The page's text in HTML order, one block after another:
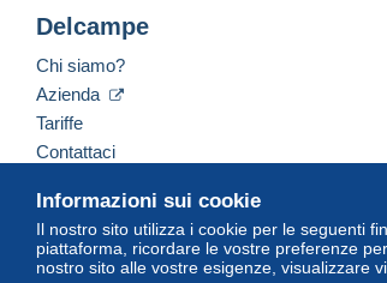
Informazioni sui cookie
Il nostro sito utilizza i cookie per le seguenti
piattaforma, ricordare le vostre preferenze
nostro sito alle vostre esigenze, visualizzare
Delcampe
Chi siamo?
Azienda
Tariffe
Contattaci
Italiano USD America/